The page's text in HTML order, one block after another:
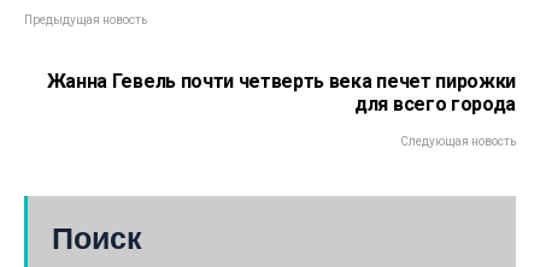
Предыдущая новость
Жанна Гевель почти четверть века печет пирожки
для всего города
Следующая новость
Поиск